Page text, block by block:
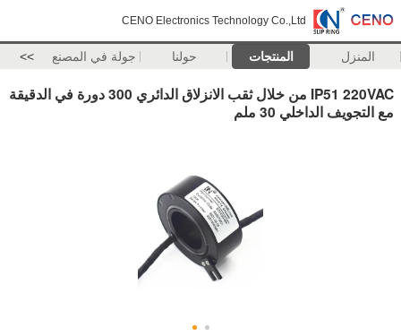
CENO Electronics Technology Co.,Ltd
المنزل المنتجات حولنا جولة في المصنع >>
IP51 220VAC من خلال ثقب الانزلاق الدائري 300 دورة في الدقيقة
مع التجويف الداخلي 30 ملم